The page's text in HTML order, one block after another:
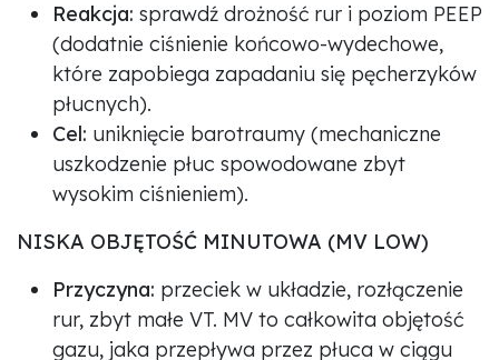
Reakcja: sprawdź drożność rur i poziom PEEP
(dodatnie ciśnienie końcowo-wydechowe,
które zapobiega zapadaniu się pęcherzyków
płucnych).
Cel: uniknięcie barotraumy (mechaniczne
uszkodzenie płuc spowodowane zbyt
wysokim ciśnieniem).
NISKA OBJĘTOŚĆ MINUTOWA (MV LOW)
Przyczyna: przeciek w układzie, rozłączenie
rur, zbyt małe VT. MV to całkowita objętość
gazu, jaka przepływa przez płuca w ciągu